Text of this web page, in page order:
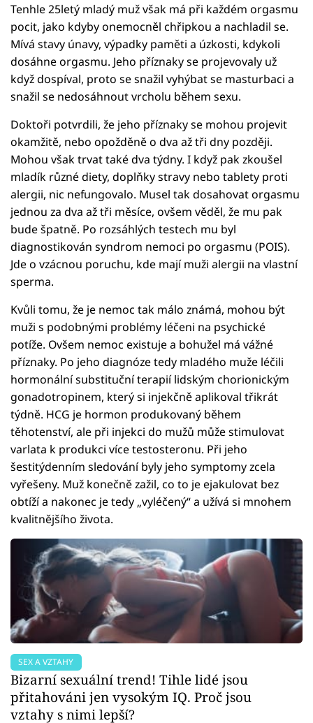
Tenhle 25letý mladý muž však má při každém orgasmu
pocit, jako kdyby onemocněl chřipkou a nachladil se.
Mívá stavy únavy, výpadky paměti a úzkosti, kdykoli
dosáhne orgasmu. Jeho příznaky se projevovaly už
když dospíval, proto se snažil vyhýbat se masturbaci a
snažil se nedosáhnout vrcholu během sexu.
Doktoři potvrdili, že jeho příznaky se mohou projevit
okamžitě, nebo opožděně o dva až tři dny později.
Mohou však trvat také dva týdny. I když pak zkoušel
mladík různé diety, doplňky stravy nebo tablety proti
alergii, nic nefungovalo. Musel tak dosahovat orgasmu
jednou za dva až tři měsíce, ovšem věděl, že mu pak
bude špatně. Po rozsáhlých testech mu byl
diagnostikován syndrom nemoci po orgasmu (POIS).
Jde o vzácnou poruchu, kde mají muži alergii na vlastní
sperma.
Kvůli tomu, že je nemoc tak málo známá, mohou být
muži s podobnými problémy léčeni na psychické
potíže. Ovšem nemoc existuje a bohužel má vážné
příznaky. Po jeho diagnóze tedy mladého muže léčili
hormonální substituční terapií lidským chorionickým
gonadotropinem, který si injekčně aplikoval třikrát
týdně. HCG je hormon produkovaný během
těhotenství, ale při injekci do mužů může stimulovat
varlata k produkci více testosteronu. Při jeho
šestitýdenním sledování byly jeho symptomy zcela
vyřešeny. Muž konečně zažil, co to je ejakulovat bez
obtíží a nakonec je tedy „vyléčený“ a užívá si mnohem
kvalitnějšího života.
SEX A VZTAHY
Bizarní sexuální trend! Tihle lidé jsou
přitahováni jen vysokým IQ. Proč jsou
vztahy s nimi lepší?